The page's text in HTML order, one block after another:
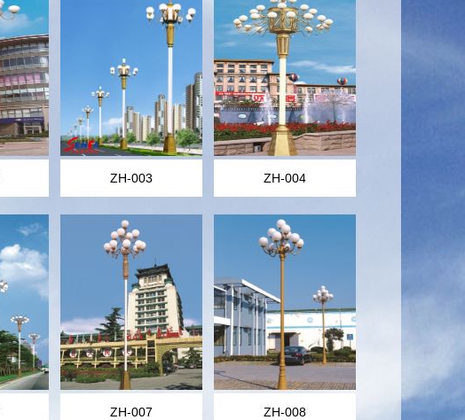
ZH-003 ZH-004
ZH-007 ZH-008